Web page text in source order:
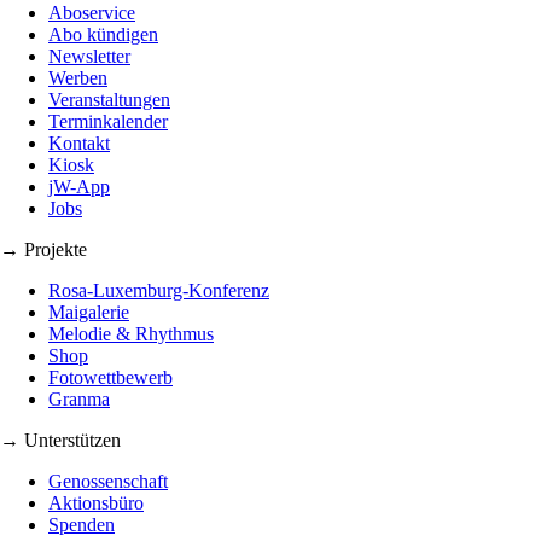
Aboservice
Abo kündigen
Newsletter
Werben
Veranstaltungen
Terminkalender
Kontakt
Kiosk
jW-App
Jobs
→ Projekte
Rosa-Luxemburg-Konferenz
Maigalerie
Melodie & Rhythmus
Shop
Fotowettbewerb
Granma
→ Unterstützen
Genossenschaft
Aktionsbüro
Spenden